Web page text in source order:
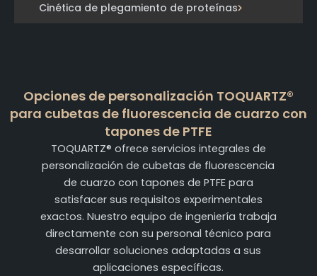
Cinética de plegamiento de proteínas
Opciones de personalización TOQUARTZ®
para cubetas de fluorescencia de cuarzo con
tapones de PTFE
TOQUARTZ® ofrece servicios integrales de
personalización de cubetas de fluorescencia
de cuarzo con tapones de PTFE para
satisfacer sus requisitos experimentales
exactos. Nuestro equipo de ingeniería trabaja
directamente con su personal técnico para
desarrollar soluciones adaptadas a sus
aplicaciones específicas.